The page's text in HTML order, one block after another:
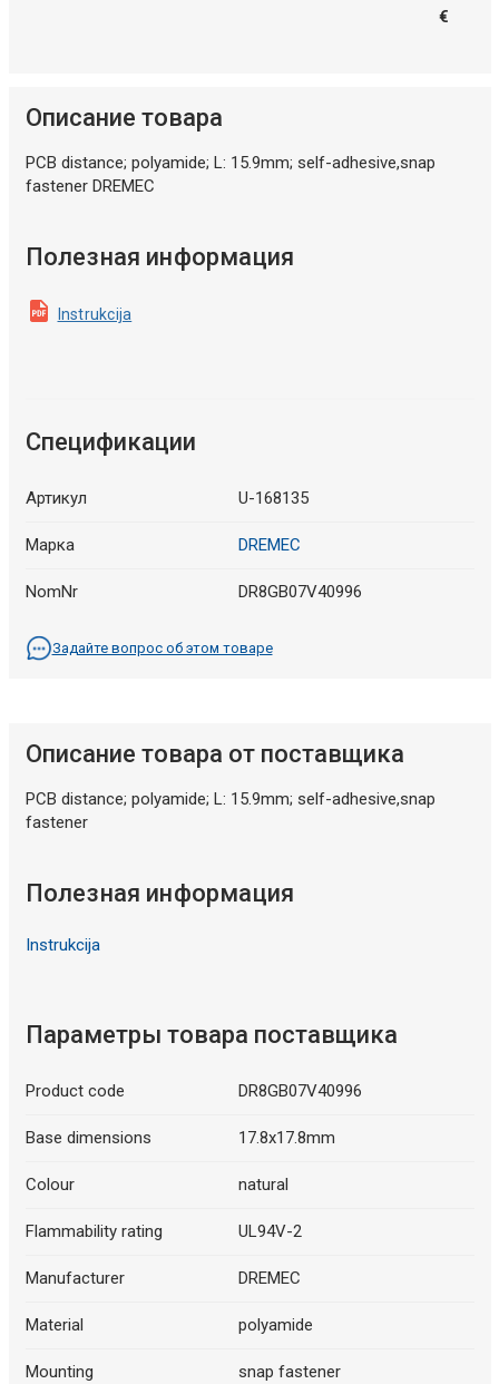
€
Описание товара
PCB distance; polyamide; L: 15.9mm; self-adhesive,snap
fastener DREMEC
Полезная информация
Instrukcija
Спецификации
Артикул U-168135
Марка DREMEC
NomNr DR8GB07V40996
Задайте вопрос об этом товаре
Описание товара от поставщика
PCB distance; polyamide; L: 15.9mm; self-adhesive,snap
fastener
Полезная информация
Instrukcija
Параметры товара поставщика
Product code DR8GB07V40996
Base dimensions 17.8x17.8mm
Colour natural
Flammability rating UL94V-2
Manufacturer DREMEC
Material polyamide
Mounting snap fastener